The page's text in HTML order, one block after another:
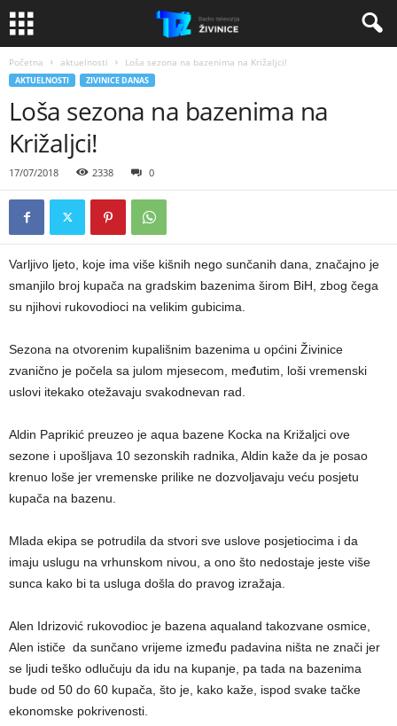
Početna aktuelnosti Loša sezona na bazenima na Križaljci!
AKTUELNOSTI ZIVINICE DANAS
Loša sezona na bazenima na
Križaljci!
17/07/2018 2338 0
Varljivo ljeto, koje ima više kišnih nego sunčanih dana, značajno je
smanjilo broj kupača na gradskim bazenima širom BiH, zbog čega
su njihovi rukovodioci na velikim gubicima.
Sezona na otvorenim kupališnim bazenima u općini Živinice
zvanično je počela sa julom mjesecom, međutim, loši vremenski
uslovi itekako otežavaju svakodnevan rad.
Aldin Paprikić preuzeo je aqua bazene Kocka na Križaljci ove
sezone i upošljava 10 sezonskih radnika, Aldin kaže da je posao
krenuo loše jer vremenske prilike ne dozvoljavaju veću posjetu
kupača na bazenu.
Mlada ekipa se potrudila da stvori sve uslove posjetiocima i da
imaju uslugu na vrhunskom nivou, a ono što nedostaje jeste više
sunca kako bi ta usluga došla do pravog izražaja.
Alen Idrizović rukovodioc je bazena aqualand takozvane osmice,
Alen ističe da sunčano vrijeme između padavina ništa ne znači jer
se ljudi teško odlučuju da idu na kupanje, pa tada na bazenima
bude od 50 do 60 kupača, što je, kako kaže, ispod svake tačke
ekonomske pokrivenosti.